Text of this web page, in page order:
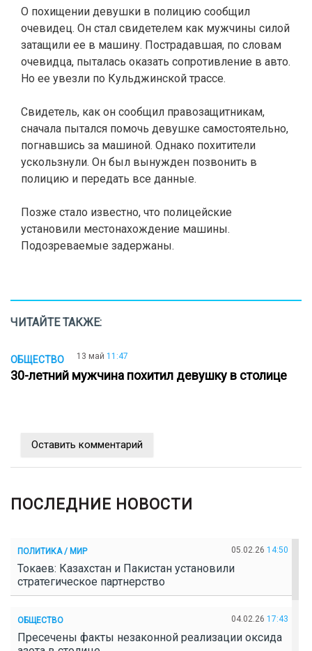
О похищении девушки в полицию сообщил
очевидец. Он стал свидетелем как мужчины силой
затащили ее в машину. Пострадавшая, по словам
очевидца, пыталась оказать сопротивление в авто.
Но ее увезли по Кульджинской трассе.
Свидетель, как он сообщил правозащитникам,
сначала пытался помочь девушке самостоятельно,
погнавшись за машиной. Однако похитители
ускользнули. Он был вынужден позвонить в
полицию и передать все данные.
Позже стало известно, что полицейские
установили местонахождение машины.
Подозреваемые задержаны.
ЧИТАЙТЕ ТАКЖЕ:
ОБЩЕСТВО 13 май 11:47
30-летний мужчина похитил девушку в столице
Оставить комментарий
ПОСЛЕДНИЕ НОВОСТИ
ПОЛИТИКА / МИР 05.02.26 14:50
Токаев: Казахстан и Пакистан установили
стратегическое партнерство
ОБЩЕСТВО 04.02.26 17:43
Пресечены факты незаконной реализации оксида